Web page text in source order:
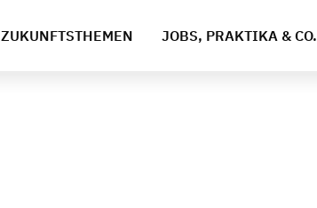
ZUKUNFTSTHEMEN JOBS, PRAKTIKA & CO.